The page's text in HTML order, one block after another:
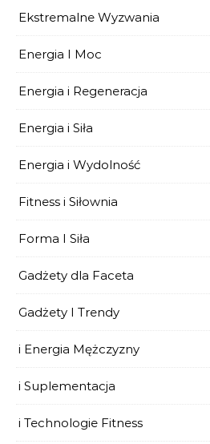
Ekstremalne Wyzwania
Energia I Moc
Energia i Regeneracja
Energia i Siła
Energia i Wydolność
Fitness i Siłownia
Forma I Siła
Gadżety dla Faceta
Gadżety I Trendy
i Energia Mężczyzny
i Suplementacja
i Technologie Fitness